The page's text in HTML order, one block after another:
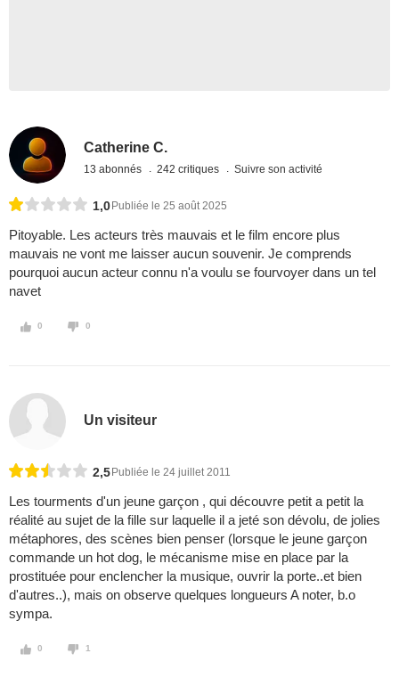
Catherine C.
13 abonnés 242 critiques Suivre son activité
1,0 Publiée le 25 août 2025
Pitoyable. Les acteurs très mauvais et le film encore plus
mauvais ne vont me laisser aucun souvenir. Je comprends
pourquoi aucun acteur connu n'a voulu se fourvoyer dans un tel
navet
0 0
Un visiteur
2,5 Publiée le 24 juillet 2011
Les tourments d'un jeune garçon , qui découvre petit a petit la
réalité au sujet de la fille sur laquelle il a jeté son dévolu, de jolies
métaphores, des scènes bien penser (lorsque le jeune garçon
commande un hot dog, le mécanisme mise en place par la
prostituée pour enclencher la musique, ouvrir la porte..et bien
d'autres..), mais on observe quelques longueurs A noter, b.o
sympa.
0 1